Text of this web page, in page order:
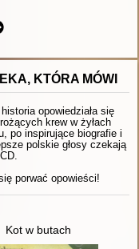
KTÓRA MÓWI
opowiedziała się
krew w żyłach
po inspirujące biografie i
polskie głosy czekają
porwać opowieści!
Kot w butach